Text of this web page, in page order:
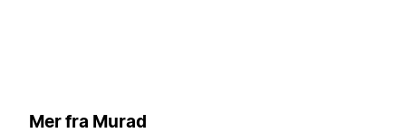
Mer fra Murad